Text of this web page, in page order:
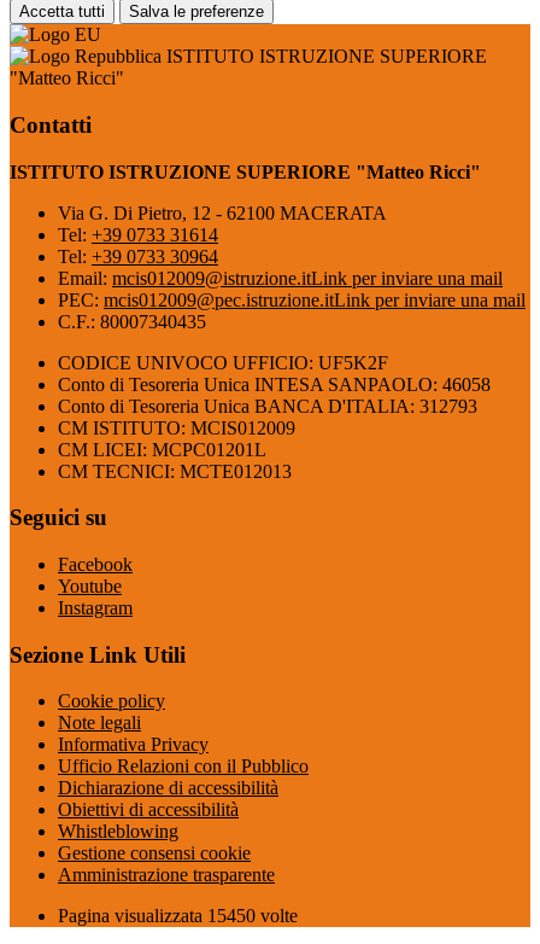
Accetta tutti Salva le preferenze
ISTITUTO ISTRUZIONE SUPERIORE
"Matteo Ricci"
Contatti
ISTITUTO ISTRUZIONE SUPERIORE "Matteo Ricci"
Via G. Di Pietro, 12 - 62100 MACERATA
Tel: +39 0733 31614
Tel: +39 0733 30964
Email: mcis012009@istruzione.itLink per inviare una mail
PEC: mcis012009@pec.istruzione.itLink per inviare una mail
C.F.: 80007340435
CODICE UNIVOCO UFFICIO: UF5K2F
Conto di Tesoreria Unica INTESA SANPAOLO: 46058
Conto di Tesoreria Unica BANCA D'ITALIA: 312793
CM ISTITUTO: MCIS012009
CM LICEI: MCPC01201L
CM TECNICI: MCTE012013
Seguici su
Facebook
Youtube
Instagram
Sezione Link Utili
Cookie policy
Note legali
Informativa Privacy
Ufficio Relazioni con il Pubblico
Dichiarazione di accessibilità
Obiettivi di accessibilità
Whistleblowing
Gestione consensi cookie
Amministrazione trasparente
Pagina visualizzata 15450 volte